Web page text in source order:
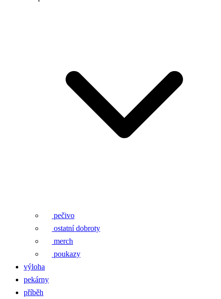
pečivo
ostatní dobroty
merch
poukazy
výloha
pekárny
příběh